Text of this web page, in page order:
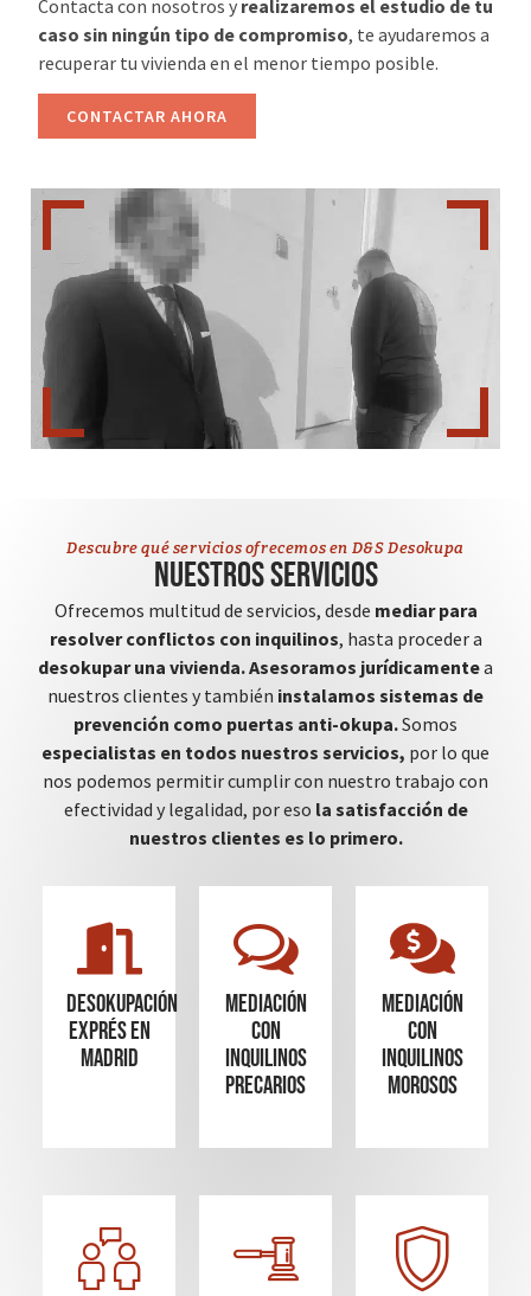
Contacta con nosotros y realizaremos el estudio de tu
caso sin ningún tipo de compromiso, te ayudaremos a
recuperar tu vivienda en el menor tiempo posible.
CONTACTAR AHORA
Descubre qué servicios ofrecemos en D&S Desokupa
Nuestros servicios
Ofrecemos multitud de servicios, desde mediar para
resolver conflictos con inquilinos, hasta proceder a
desokupar una vivienda.Asesoramos jurídicamentea
nuestros clientes y también instalamos sistemas de
prevención como puertas anti-okupa.Somos
especialistas en todos nuestros servicios, por lo que
nos podemos permitir cumplir con nuestro trabajo con
efectividad y legalidad, por eso la satisfacción de
nuestros clientes es lo primero.
Desokupación
Exprés en
madrid
mediación
con
inquilinos
precarios
mediación
con
inquilinos
morosos